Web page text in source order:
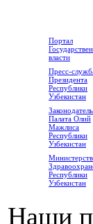
Портал
власти
Пресс-
Президента
Республики
Узбекистан
Палата Олий
Мажлиса
Республики
Узбекистан
Республики
Узбекистан
Наши